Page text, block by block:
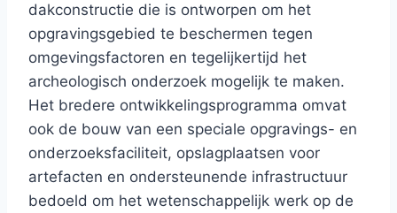
dakconstructie die is ontworpen om het
opgravingsgebied te beschermen tegen
omgevingsfactoren en tegelijkertijd het
archeologisch onderzoek mogelijk te maken.
Het bredere ontwikkelingsprogramma omvat
ook de bouw van een speciale opgravings- en
onderzoeksfaciliteit, opslagplaatsen voor
artefacten en ondersteunende infrastructuur
bedoeld om het wetenschappelijk werk op de